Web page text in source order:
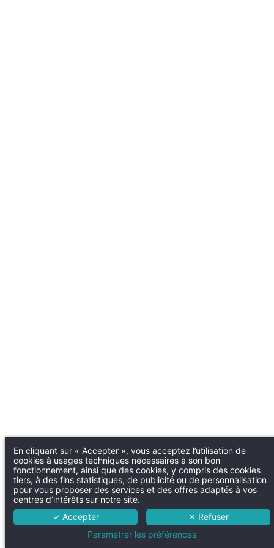
En cliquant sur « Accepter », vous acceptez l’utilisation de
cookies à usages techniques nécessaires à son bon
fonctionnement, ainsi que des cookies, y compris des cookies
tiers, à des fins statistiques, de publicité ou de personnalisation
pour vous proposer des services et des offres adaptés à vos
centres d’intérêts sur notre site.
✓ Accepter
✗ Refuser
Paramétrer les préférences